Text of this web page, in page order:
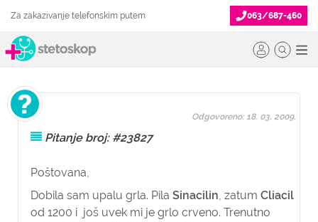
Za zakazivanje telefonskim putem 063/687-460
Pitanje broj: #23827
Poštovana,
Dobila sam upalu grla. Pila Sinacilin, zatum Cliacil
od 1200 i još uvek mi je grlo crveno. Trenutno
Odgovoreno: 18. 03. 2009.